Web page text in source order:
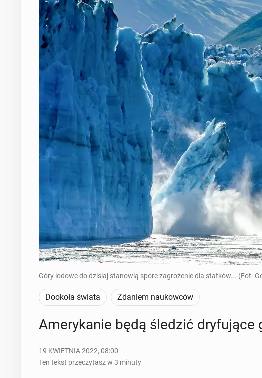
Góry lodowe do dzisiaj stanowią spore zagrożenie dla statków... (Fot.
Dookoła świata Zdaniem naukowców
Ame­ry­ka­nie będą śledzić dry­fu­ją­ce
19 KWIETNIA 2022, 08:00
Ten tekst przeczytasz w 3 minuty